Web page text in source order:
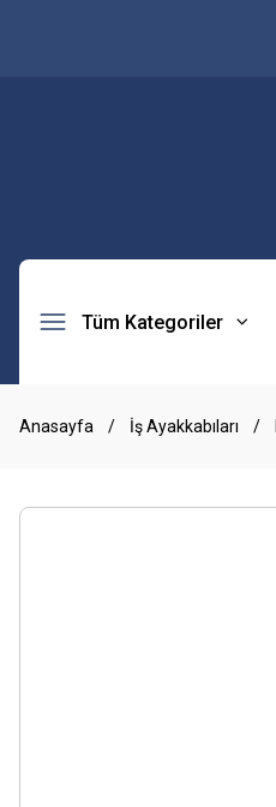
Tüm Kategoriler
Anasayfa İş Ayakkabıları